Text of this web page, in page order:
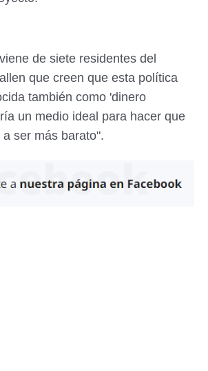
de siete residentes del
que creen que esta política
también como 'dinero
un medio ideal para hacer que
ser más barato".